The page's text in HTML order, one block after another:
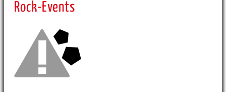
Rock-Events